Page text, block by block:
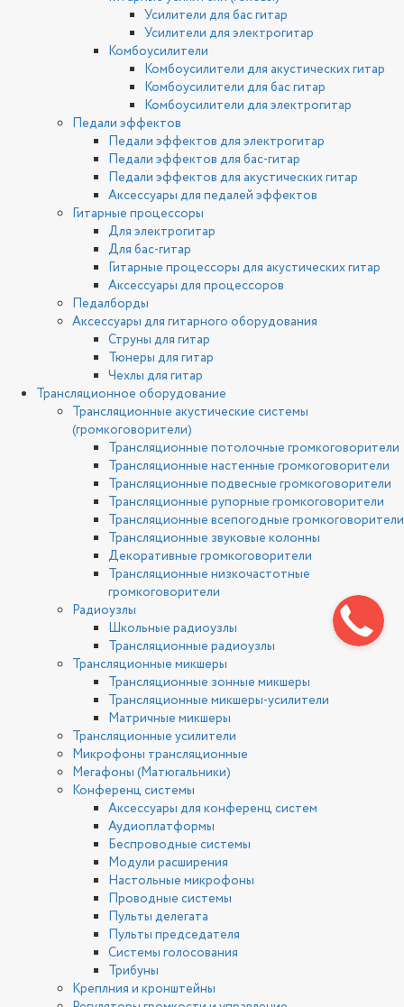
Усилители для бас гитар
Усилители для электрогитар
Комбоусилители
Комбоусилители для акустических гитар
Комбоусилители для бас гитар
Комбоусилители для электрогитар
Педали эффектов
Педали эффектов для электрогитар
Педали эффектов для бас-гитар
Педали эффектов для акустических гитар
Аксессуары для педалей эффектов
Гитарные процессоры
Для электрогитар
Для бас-гитар
Гитарные процессоры для акустических гитар
Аксессуары для процессоров
Педалборды
Аксессуары для гитарного оборудования
Струны для гитар
Тюнеры для гитар
Чехлы для гитар
Трансляционное оборудование
Трансляционные акустические системы
(громкоговорители)
Трансляционные потолочные громкоговорители
Трансляционные настенные громкоговорители
Трансляционные подвесные громкоговорители
Трансляционные рупорные громкоговорители
Трансляционные всепогодные громкоговорители
Трансляционные звуковые колонны
Декоративные громкоговорители
Трансляционные низкочастотные
громкоговорители
Радиоузлы
Школьные радиоузлы
Трансляционные радиоузлы
Трансляционные микшеры
Трансляционные зонные микшеры
Трансляционные микшеры-усилители
Матричные микшеры
Трансляционные усилители
Микрофоны трансляционные
Мегафоны (Матюгальники)
Конференц системы
Аксессуары для конференц систем
Аудиоплатформы
Беспроводные системы
Модули расширения
Настольные микрофоны
Проводные системы
Пульты делегата
Пульты председателя
Системы голосования
Трибуны
Креплния и кронштейны